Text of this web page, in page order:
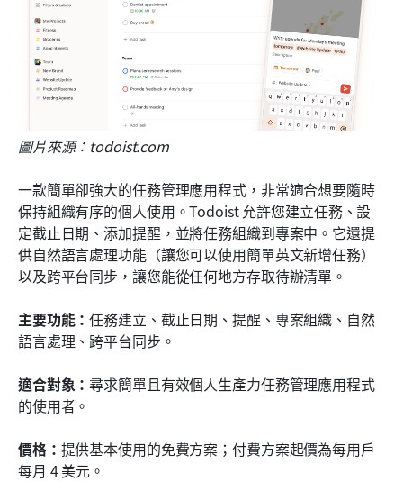
圖片來源：todoist.com
一款簡單卻強大的任務管理應用程式，非常適合想要隨時
保持組織有序的個人使用。Todoist 允許您建立任務、設
定截止日期、添加提醒，並將任務組織到專案中。它還提
供自然語言處理功能（讓您可以使用簡單英文新增任務）
以及跨平台同步，讓您能從任何地方存取待辦清單。
主要功能：任務建立、截止日期、提醒、專案組織、自然
語言處理、跨平台同步。
適合對象：尋求簡單且有效個人生產力任務管理應用程式
的使用者。
價格： 提供基本使用的免費方案；付費方案起價為每用戶
每月 4 美元。